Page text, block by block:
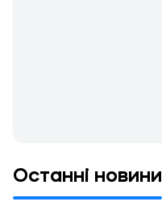
Останні новини